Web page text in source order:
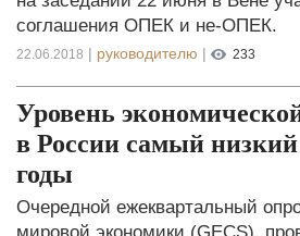
соглашения ОПЕК и не-ОПЕК.
22.06.2018 | руководителю | 233
Уровень
в России самый низкий
годы
Очередной ежеквартальный
мировой экономики (GECS),